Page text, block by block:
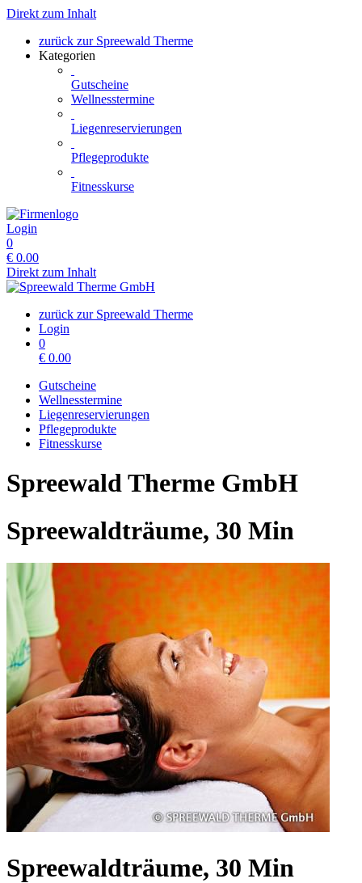
Direkt zum Inhalt
zurück zur Spreewald Therme
Kategorien
Gutscheine
Wellnesstermine
Liegenreservierungen
Pflegeprodukte
Fitnesskurse
Login
0
€ 0.00
Direkt zum Inhalt
zurück zur Spreewald Therme
Login
0
€ 0.00
Gutscheine
Wellnesstermine
Liegenreservierungen
Pflegeprodukte
Fitnesskurse
Spreewald Therme GmbH
Spreewaldträume, 30 Min
Spreewaldträume, 30 Min